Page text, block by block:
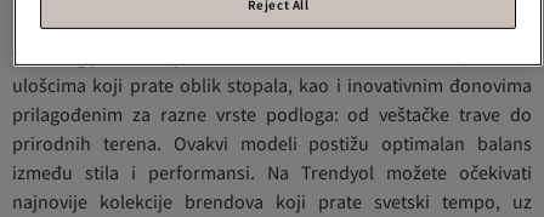
dodatno naglašavaju individualnost igrača. Što se tiče
tehnologije, fokus je na “smart fit” sistemima – naprednim
ulošcima koji prate oblik stopala, kao i inovativnim đonovima
prilagođenim za razne vrste podloga: od veštačke trave do
prirodnih terena. Ovakvi modeli postižu optimalan balans
između stila i performansi. Na Trendyol možete očekivati
najnovije kolekcije brendova koji prate svetski tempo, uz
Reject All